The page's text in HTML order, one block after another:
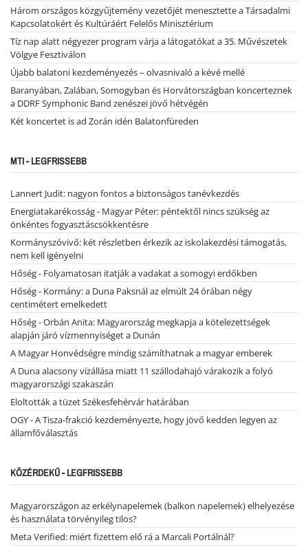
Három országos közgyűjtemény vezetőjét menesztette a Társadalmi
Kapcsolatokért és Kultúráért Felelős Minisztérium
Tíz nap alatt négyezer program várja a látogatókat a 35. Művészetek
Völgye Fesztiválon
Újabb balatoni kezdeményezés – olvasnivaló a kévé mellé
Baranyában, Zalában, Somogyban és Horvátországban koncerteznek
a DDRF Symphonic Band zenészei jövő hétvégén
Két koncertet is ad Zorán idén Balatonfüreden
MTI - LEGFRISSEBB
Lannert Judit: nagyon fontos a biztonságos tanévkezdés
Energiatakarékosság - Magyar Péter: péntektől nincs szükség az
önkéntes fogyasztáscsökkentésre
Kormányszóvivő: két részletben érkezik az iskolakezdési támogatás,
nem kell igényelni
Hőség - Folyamatosan itatják a vadakat a somogyi erdőkben
Hőség - Kormány: a Duna Paksnál az elmúlt 24 órában négy
centimétert emelkedett
Hőség - Orbán Anita: Magyarország megkapja a kötelezettségek
alapján járó vízmennyiséget a Dunán
A Magyar Honvédségre mindig számíthatnak a magyar emberek
A Duna alacsony vízállása miatt 11 szállodahajó várakozik a folyó
magyarországi szakaszán
Eloltották a tüzet Székesfehérvár határában
OGY - A Tisza-frakció kezdeményezte, hogy jövő kedden legyen az
államfőválasztás
KÖZÉRDEKŰ - LEGFRISSEBB
Magyarországon az erkélynapelemek (balkon napelemek) elhelyezése
és használata törvényileg tilos?
Meta Verified: miért fizettem elő rá a Marcali Portálnál?